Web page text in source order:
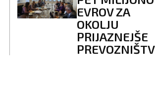
EVROV ZA
OKOLJU
PRIJAZNEJŠE